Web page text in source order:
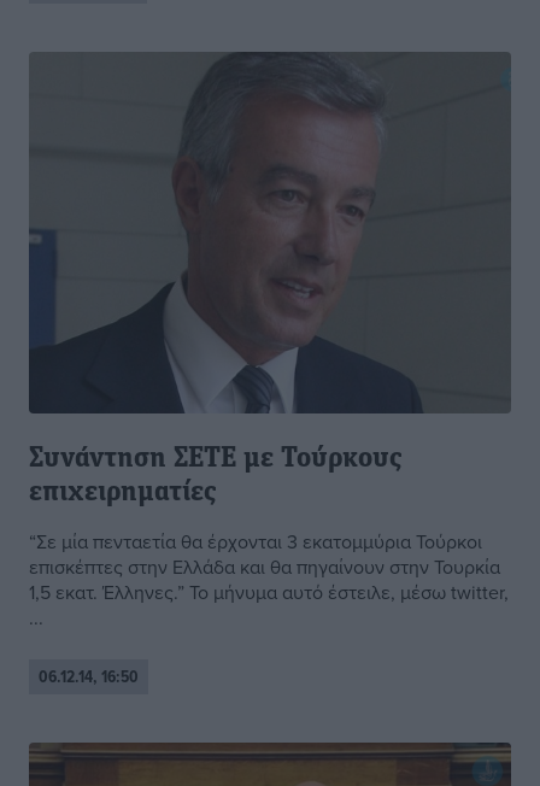
Συνάντηση ΣΕΤΕ με Τούρκους
επιχειρηματίες
“Σε μία πενταετία θα έρχονται 3 εκατομμύρια Τούρκοι
επισκέπτες στην Ελλάδα και θα πηγαίνουν στην Τουρκία
1,5 εκατ. Έλληνες.” Το μήνυμα αυτό έστειλε, μέσω twitter,
...
06.12.14, 16:50